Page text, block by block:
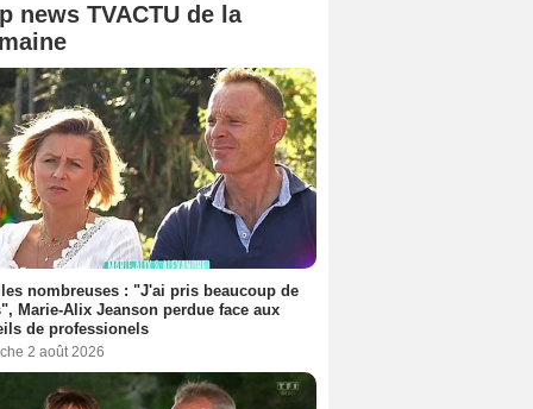
news TVACTU de la
nombreuses : "J'ai pris beaucoup de
Marie-Alix Jeanson perdue face aux
de professionels
2 août 2026